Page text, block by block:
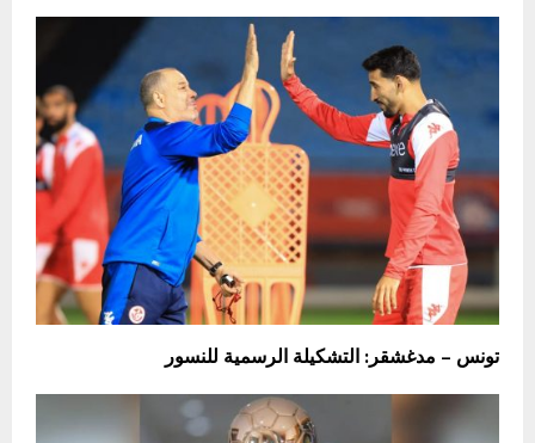
تونس – مدغشقر: التشكيلة الرسمية للنسور